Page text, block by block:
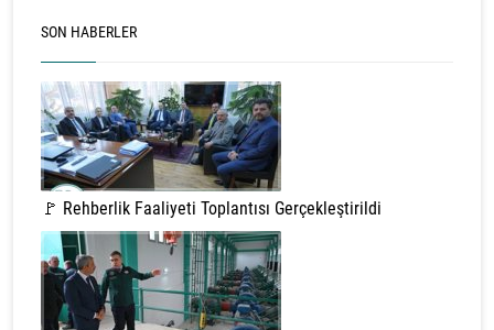
SON HABERLER
🚩 Rehberlik Faaliyeti Toplantısı Gerçekleştirildi